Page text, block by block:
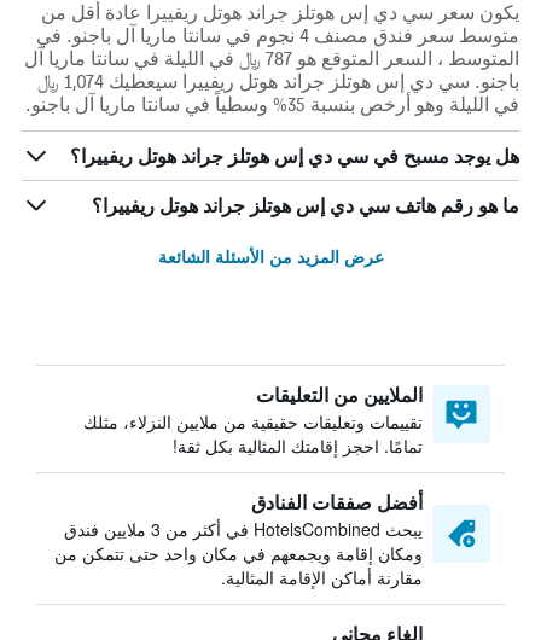
يكون سعر سي دي إس هوتلز جراند هوتل ريفييرا عادة أقل من
متوسط ​​سعر فندق مصنف 4 نجوم في سانتا ماريا آل باجنو. في
المتوسط ، السعر المتوقع هو 787 ﷼ في الليلة في سانتا ماريا آل
باجنو. سي دي إس هوتلز جراند هوتل ريفييرا سيعطيك 1,074 ﷼
في الليلة وهو أرخص بنسبة 35% وسطياً في سانتا ماريا آل باجنو.
هل يوجد مسبح في سي دي إس هوتلز جراند هوتل ريفييرا؟
ما هو رقم هاتف سي دي إس هوتلز جراند هوتل ريفييرا؟
عرض المزيد من الأسئلة الشائعة
الملايين من التعليقات
تقييمات وتعليقات حقيقية من ملايين النزلاء، مثلك
تمامًا. احجز إقامتك المثالية بكل ثقة!
أفضل صفقات الفنادق
يبحث HotelsCombined في أكثر من 3 ملايين فندق
ومكان إقامة ويجمعهم في مكان واحد حتى تتمكن من
مقارنة أماكن الإقامة المثالية.
إلغاء مجاني